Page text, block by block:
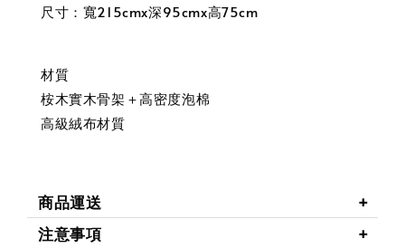
尺寸：寬215cmx深95cmx高75cm
材質
桉木實木骨架＋高密度泡棉
高級絨布材質
商品運送
注意事項